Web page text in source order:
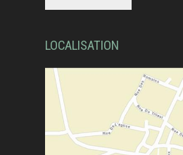
LOCALISATION